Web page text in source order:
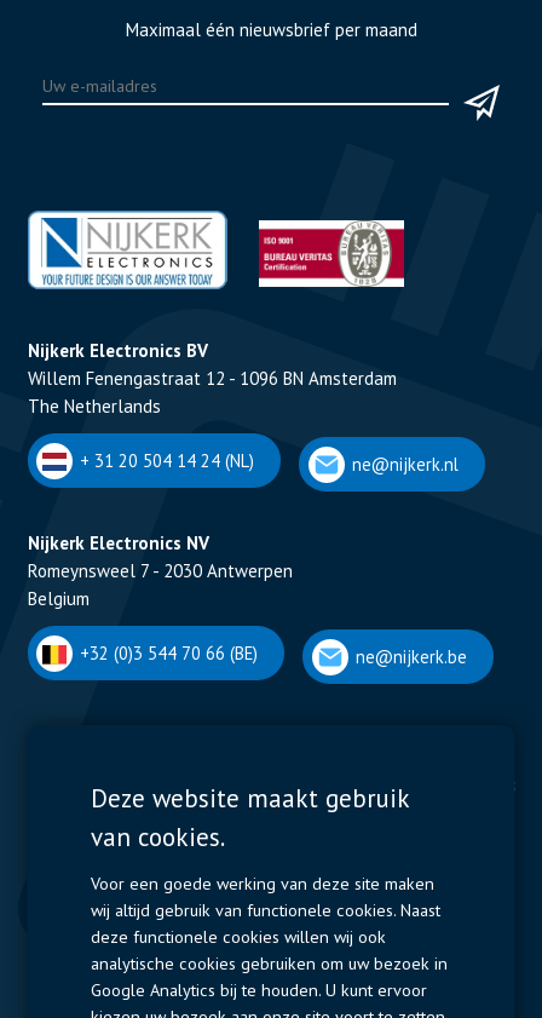
Maximaal één nieuwsbrief per maand
Nijkerk Electronics BV
Willem Fenengastraat 12 - 1096 BN Amsterdam
The Netherlands
+ 31 20 504 14 24 (NL) ne@nijkerk.nl
Nijkerk Electronics NV
Romeynsweel 7 - 2030 Antwerpen
Belgium
+32 (0)3 544 70 66 (BE) ne@nijkerk.be
Display Solutions
Displays
Power Solutions
Contactors & Fuses
Measurement
Resistors
Deze website maakt gebruik
van cookies.
Voor een goede werking van deze site maken
wij altijd gebruik van functionele cookies. Naast
deze functionele cookies willen wij ook
analytische cookies gebruiken om uw bezoek in
Google Analytics bij te houden. U kunt ervoor